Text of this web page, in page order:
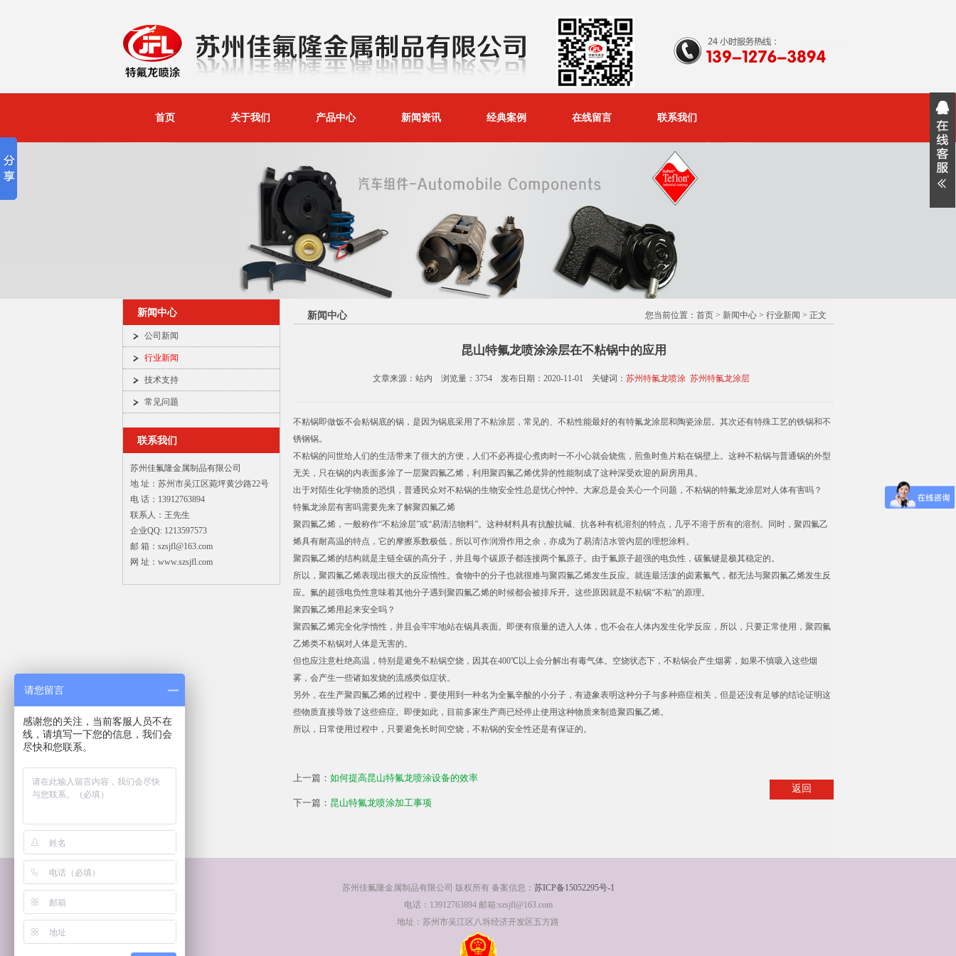
首页 关于我们 产品中心 新闻资讯 经典案例 在线留言 联系我们
新闻中心
公司新闻
行业新闻
技术支持
常见问题
联系我们
苏州佳氟隆金属制品有限公司
地 址：苏州市吴江区菀坪黄沙路22号
电 话：13912763894
联系人：王先生
企业QQ: 1213597573
邮 箱：szsjfl@163.com
网 址：www.szsjfl.com
新闻中心 您当前位置： 首页 > 新闻中心 > 行业新闻 > 正文
昆山特氟龙喷涂涂层在不粘锅中的应用
文章来源：站内 浏览量：3754 发布日期：2020-11-01 关键词： 苏州特氟龙喷涂 苏州特氟龙涂层
不粘锅即做饭不会粘锅底的锅，是因为锅底采用了不粘涂层，常见的、不粘性能最好的有特氟龙涂层和陶瓷涂层。其次还有特殊工艺的铁锅和不
锈钢锅。
不粘锅的问世给人们的生活带来了很大的方便，人们不必再提心煮肉时一不小心就会烧焦，煎鱼时鱼片粘在锅壁上。这种不粘锅与普通锅的外型
无关，只在锅的内表面多涂了一层聚四氟乙烯，利用聚四氟乙烯优异的性能制成了这种深受欢迎的厨房用具。
出于对陌生化学物质的恐惧，普通民众对不粘锅的生物安全性总是忧心忡忡。大家总是会关心一个问题，不粘锅的特氟龙涂层对人体有害吗？
特氟龙涂层有害吗需要先来了解聚四氟乙烯
聚四氟乙烯，一般称作“不粘涂层”或“易清洁物料”。这种材料具有抗酸抗碱、抗各种有机溶剂的特点，几乎不溶于所有的溶剂。同时，聚四氟乙
烯具有耐高温的特点，它的摩擦系数极低，所以可作润滑作用之余，亦成为了易清洁水管内层的理想涂料。
聚四氟乙烯的结构就是主链全碳的高分子，并且每个碳原子都连接两个氟原子。由于氟原子超强的电负性，碳氟键是极其稳定的。
所以，聚四氟乙烯表现出很大的反应惰性。食物中的分子也就很难与聚四氟乙烯发生反应。就连最活泼的卤素氟气，都无法与聚四氟乙烯发生反
应。氟的超强电负性意味着其他分子遇到聚四氟乙烯的时候都会被排斥开。这些原因就是不粘锅“不粘”的原理。
聚四氟乙烯用起来安全吗？
聚四氟乙烯完全化学惰性，并且会牢牢地站在锅具表面。即便有痕量的进入人体，也不会在人体内发生化学反应，所以，只要正常使用，聚四氟
乙烯类不粘锅对人体是无害的。
但也应注意杜绝高温，特别是避免不粘锅空烧，因其在400℃以上会分解出有毒气体。空烧状态下，不粘锅会产生烟雾，如果不慎吸入这些烟
雾，会产生一些诸如发烧的流感类似症状。
另外，在生产聚四氟乙烯的过程中，要使用到一种名为全氟辛酸的小分子，有迹象表明这种分子与多种癌症相关，但是还没有足够的结论证明这
些物质直接导致了这些癌症。即便如此，目前多家生产商已经停止使用这种物质来制造聚四氟乙烯。
所以，日常使用过程中，只要避免长时间空烧，不粘锅的安全性还是有保证的。
上一篇： 如何提高昆山特氟龙喷涂设备的效率
下一篇： 昆山特氟龙喷涂加工事项
返回
苏州佳氟隆金属制品有限公司 版权所有 备案信息： 苏ICP备15052295号-1
电话：13912763894 邮箱:szsjfl@163.com
地址：苏州市吴江区八坼经济开发区五方路
请您留言
感谢您的关注，当前客服人员不在
线，请填写一下您的信息，我们会
尽快和您联系。